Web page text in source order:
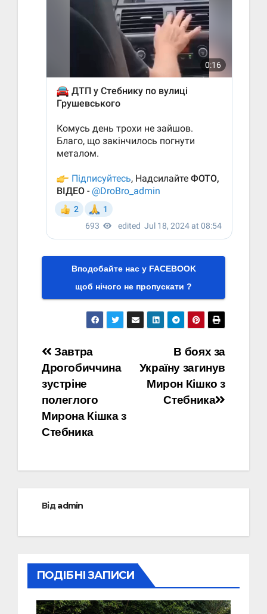
Вподобайте нас у FACEBOOK
щоб нічого не пропускати ?
Навігація
записів
В боях за
Україну загинув
Мирон Кішко з
Стебника
Завтра
Дрогобиччина
зустріне
полеглого
Мирона Кішка з
Стебника
Відadmin
ПОДІБНІ ЗАПИСИ